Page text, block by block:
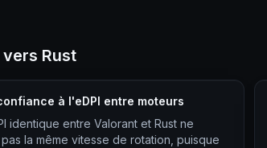
Rust
à l'eDPI entre moteurs
identique entre Valorant et Rust ne
la même vitesse de rotation, puisque